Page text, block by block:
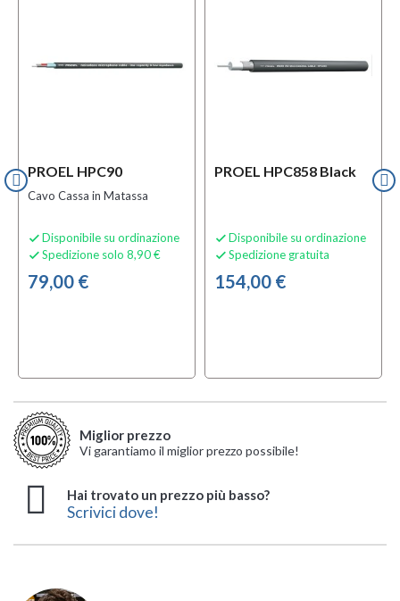
PROEL HPC90
Cavo Cassa in Matassa
 Disponibile su ordinazione
 Spedizione solo 8,90 €
79,00 €
PROEL HPC858 Black
 Disponibile su ordinazione
 Spedizione gratuita
154,00 €
Miglior prezzo
Vi garantiamo il miglior prezzo possibile!
Hai trovato un prezzo più basso?
Scrivici dove!